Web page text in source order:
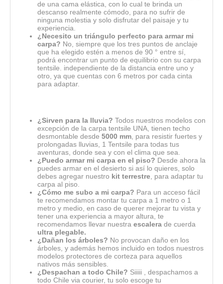
de una cama elástica, con lo cual te brinda un
descanso realmente cómodo, para no sufrir de
ninguna molestia y solo disfrutar del paisaje y tu
experiencia.
¿Necesito un triángulo perfecto para armar mi
carpa? No, siempre que los tres puntos de anclaje
que ha elegido estén a menos de 90 ° entre sí,
podrá encontrar un punto de equilibrio con su carpa
tentsile. independiente de la distancia entre uno y
otro, ya que cuentas con 6 metros por cada cinta
para adaptar.
¿Sirven para la lluvia? Todos nuestros modelos con
excepción de la carpa tentsile UNA, tienen techo
desmontable desde 5000 mm, para resistir fuertes y
prolongadas lluvias, 1 Tentsile para todas tus
aventuras, donde sea y con el clima que sea.
¿Puedo armar mi carpa en el piso? Desde ahora la
puedes armar en el desierto si así lo quieres, solo
debes agregar nuestro kit terrestre, para adaptar tu
carpa al piso.
¿Cómo me subo a mi carpa? Para un acceso fácil
te recomendamos montar tu carpa a 1 metro o 1
metro y medio, en caso de querer mejorar tu vista y
tener una experiencia a mayor altura, te
recomendamos llevar nuestra escalera de cuerda
ultra plegable.
¿Dañan los árboles? No provocan daño en los
árboles, y además hemos incluido en todos nuestros
modelos protectores de corteza para aquellos
nativos más sensibles.
¿Despachan a todo Chile? Siiiii , despachamos a
todo Chile via courier, tu solo escoge tu